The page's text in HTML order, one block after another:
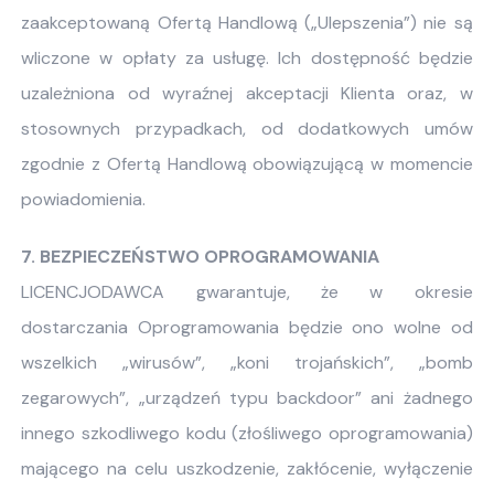
zaakceptowaną Ofertą Handlową („Ulepszenia”) nie są
wliczone w opłaty za usługę. Ich dostępność będzie
uzależniona od wyraźnej akceptacji Klienta oraz, w
stosownych przypadkach, od dodatkowych umów
zgodnie z Ofertą Handlową obowiązującą w momencie
powiadomienia.
7. BEZPIECZEŃSTWO OPROGRAMOWANIA
LICENCJODAWCA gwarantuje, że w okresie
dostarczania Oprogramowania będzie ono wolne od
wszelkich „wirusów”, „koni trojańskich”, „bomb
zegarowych”, „urządzeń typu backdoor” ani żadnego
innego szkodliwego kodu (złośliwego oprogramowania)
mającego na celu uszkodzenie, zakłócenie, wyłączenie